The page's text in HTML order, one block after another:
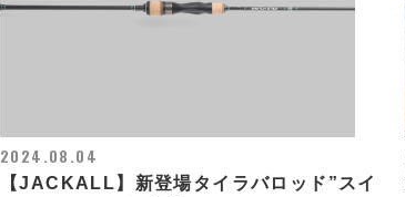
2024.08.04
【JACKALL】新登場タイラバロッド”スイ